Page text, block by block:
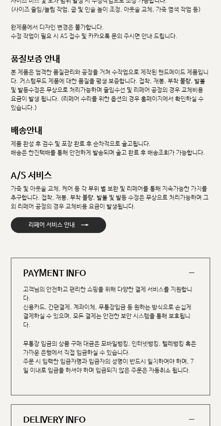
(사이즈 줄임/늘림 작업, 굽 및 인솔 높이 조정, 아웃솔 교체, 가죽 염색 작업 등)
완제품에서 디자인 변경은 불가합니다.
수정 작업이 필요 시 AS 접수 및 카카오톡 문의 주시면 안내 드립니다.
품질보증 안내
본 제품은 엄격한 품질관리와 공정을 거쳐 수작업으로 제작된 핸드메이드 제품입니
다. 커스텀무드 제품에 대한 품질을 평생 보증합니다. 접착, 재봉, 부착 불량, 발볼
및 발등수정은 무상으로 처리가능하며 줄임수선 및 리페어 공정의 경우 교체비용
요금이 발생 됩니다. (리페어 수리를 위한 옵션의 경우 홈페이지에서 확인하실 수
있습니다.)
배송안내
제품 완성 후 검수 및 포장 완료 후 순차적으로 출고됩니다.
배송은 한진택배를 통해 안전하게 발송되며 출고 완료 후 배송조회가 가능합니다.
A/S 서비스
가죽 및 아웃솔 교체, 케어 등 각 부위 별 보완 및 리페어를 통해 지속가능한 가치를
추구합니다. 접착, 재봉, 부착 불량, 발볼 및 발등 수정은 무상으로 처리가능하며 그
외 리페어 공정의 경우 교체비용 요금이 발생됩니다.
리페어 서비스 안내 →
PAYMENT INFO
고객님의 안전하고 편리한 쇼핑을 위해 다양한 결제 서비스를 지원합니
다.
신용카드, 간편결제, 계좌이체, 무통장입금 등 원하는 방식으로 손쉽게
결제하실 수 있으며, 모든 결제는 안전한 보안 시스템을 통해 보호됩니
다.
무통장 입금의 상품 구매 대금은 모바일뱅킹, 인터넷뱅킹, 텔레뱅킹 혹은
가까운 은행에서 직접 입금하실 수 있습니다.
주문 시 입력한 입금자명과 입금자의 성명이 반드시 일치하여야 하며, 7
일 이내로 입금을 하셔야 하며 입금되지 않은 주문은 자동취소 됩니다.
DELIVERY INFO